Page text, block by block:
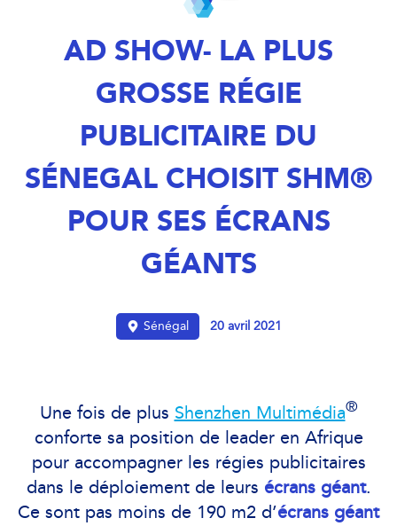
AD SHOW- LA PLUS
GROSSE RÉGIE
PUBLICITAIRE DU
SÉNEGAL CHOISIT SHM®
POUR SES ÉCRANS
GÉANTS
Sénégal 20 avril 2021
Une fois de plus Shenzhen Multimédia®
conforte sa position de leader en Afrique
pour accompagner les régies publicitaires
dans le déploiement de leurs écrans géant.
Ce sont pas moins de 190 m2 d’écrans géant